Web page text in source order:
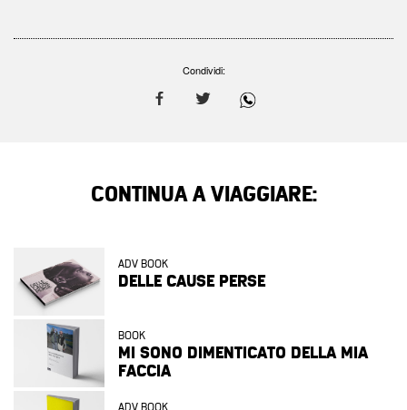
Condividi:
CONTINUA A VIAGGIARE:
ADV BOOK
DELLE CAUSE PERSE
BOOK
MI SONO DIMENTICATO DELLA MIA
FACCIA
ADV BOOK